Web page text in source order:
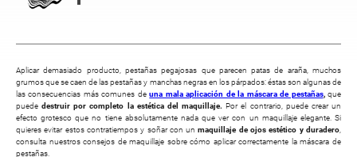
Aplicar demasiado producto, pestañas pegajosas que parecen patas de araña, muchos
grumos que se caen de las pestañas y manchas negras en los párpados: éstas son algunas de
las consecuencias más comunes deuna mala aplicación de la máscara de pestañas,que
puededestruir por completo la estética del maquillaje. Por el contrario, puede crear un
efecto grotesco que no tiene absolutamente nada que ver con un maquillaje elegante. Si
quieres evitar estos contratiempos y soñar con un maquillaje de ojos estético y duradero
consulta nuestros consejos de maquillaje sobre cómo aplicar correctamente la máscara de
pestañas.